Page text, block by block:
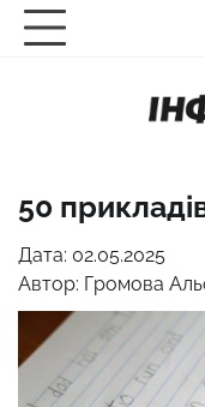
Перейти
50
Дата: 02.05.2025
Автор: Громова